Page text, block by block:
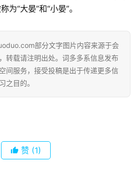
“大晏”和“小晏”。
部分文字图片内容来源于会
转载请注明出处。词多多系信息发布
间服务，接受投稿是出于传递更多信
之目的。
赞 (1)